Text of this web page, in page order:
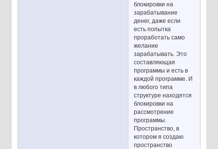
блокировки на
зарабатывание
денег, даже если
есть попытка
проработать само
желание
зарабатывать. Это
составляющая
программы и есть в
каждой программе. И
в любого типа
структуре находятся
блокировки на
рассмотрение
программы.
Пространство, в
котором я создаю
пространство